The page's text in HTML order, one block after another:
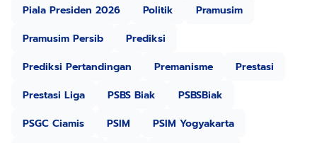
Piala Presiden 2026
Politik
Pramusim
Pramusim Persib
Prediksi
Prediksi Pertandingan
Premanisme
Prestasi
Prestasi Liga
PSBS Biak
PSBSBiak
PSGC Ciamis
PSIM
PSIM Yogyakarta